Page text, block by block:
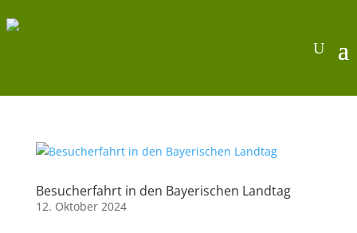
Besucherfahrt in den Bayerischen Landtag
12. Oktober 2024